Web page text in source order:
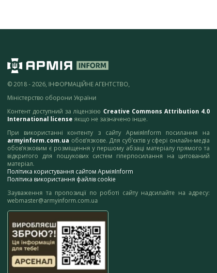
© 2018 - 2026, ІНФОРМАЦІЙНЕ АГЕНТСТВО,
Міністерство оборони України
Контент доступний за ліцензією Creative Commons Attribution 4.0
International license якщо не зазначено інше.
При використанні контенту з сайту АрміяInform посилання на
armyinform.com.ua обов’язкове. Для суб’єктів у сфері онлайн-медіа
обов’язковим є розміщення у першому абзаці матеріалу прямого та
відкритого для пошукових систем гіперпосилання на цитований
матеріал.
Політика користування сайтом АрміяInform
Політика використання файлів cookie
Зауваження та пропозиції по роботі сайту надсилайте на адресу:
webmaster@armyinform.com.ua